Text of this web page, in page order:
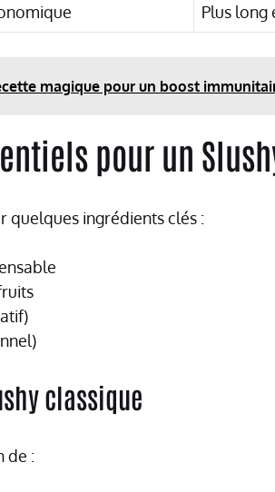
Plus long
magique pour un boost
pour un
quelques ingrédients clés :
classique
de :